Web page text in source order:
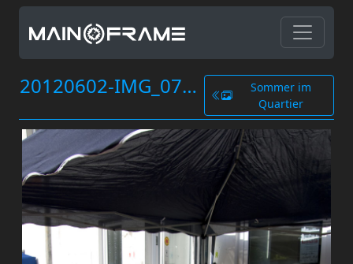
20120602-IMG_0734.jpg
Sommer im
Quartier